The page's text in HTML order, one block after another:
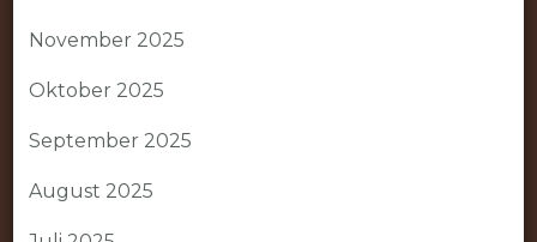
November 2025
Oktober 2025
September 2025
August 2025